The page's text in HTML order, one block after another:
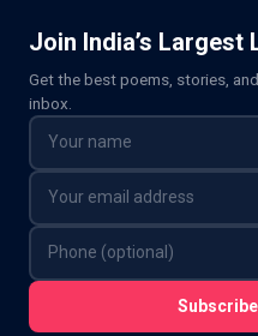
Join India’s
Get the best poems, stories,
inbox.